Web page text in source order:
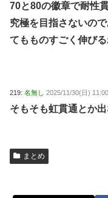
70と80の徽章で耐性
究極を目指さないの
てもものすごく伸び
219: 名無し 2025/11/30(日)
そもそも虹貫通とか
まとめ